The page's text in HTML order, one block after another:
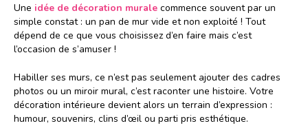
Une idée de décoration murale commence souvent par un
simple constat : un pan de mur vide et non exploité ! Tout
dépend de ce que vous choisissez d’en faire mais c’est
l’occasion de s’amuser !
Habiller ses murs, ce n’est pas seulement ajouter des cadres
photos ou un miroir mural, c’est raconter une histoire. Votre
décoration intérieure devient alors un terrain d’expression :
humour, souvenirs, clins d’œil ou parti pris esthétique.